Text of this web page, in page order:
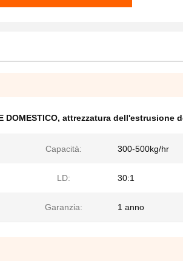
, attrezzatura dell'estrusione
Capacità: 300-500kg/hr
LD: 30:1
Garanzia: 1 anno